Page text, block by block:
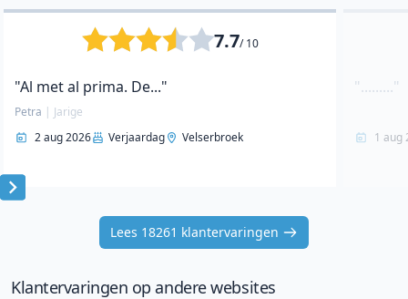
7.7/ 10
"Al met al prima. De..."
Petra | Jarige
2 aug 2026
Verjaardag Velserbroek
"........."
1 aug
Item
Lees 18261 klantervaringen
Klantervaringen op andere websites